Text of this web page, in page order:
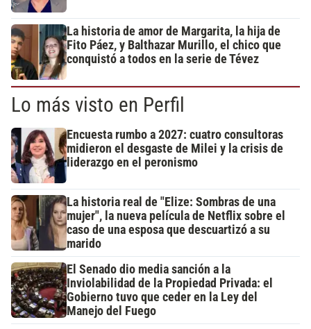
La historia de amor de Margarita, la hija de
Fito Páez, y Balthazar Murillo, el chico que
conquistó a todos en la serie de Tévez
Lo más visto en Perfil
Encuesta rumbo a 2027: cuatro consultoras
midieron el desgaste de Milei y la crisis de
liderazgo en el peronismo
La historia real de "Elize: Sombras de una
mujer", la nueva película de Netflix sobre el
caso de una esposa que descuartizó a su
marido
El Senado dio media sanción a la
Inviolabilidad de la Propiedad Privada: el
Gobierno tuvo que ceder en la Ley del
Manejo del Fuego